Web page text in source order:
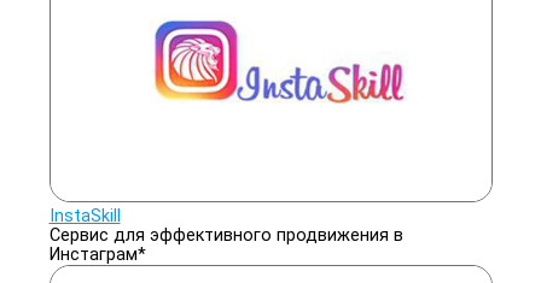
InstaSkill
Сервис для эффективного продвижения в
Инстаграм*